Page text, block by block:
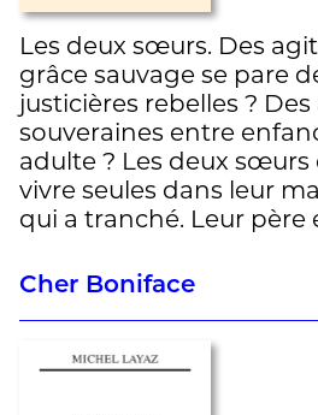
Les deux sœurs. Des
grâce sauvage se pare
justicières rebelles ?
souveraines entre
adulte ? Les deux
vivre seules dans leur
qui a tranché. Leur père
Cher Boniface